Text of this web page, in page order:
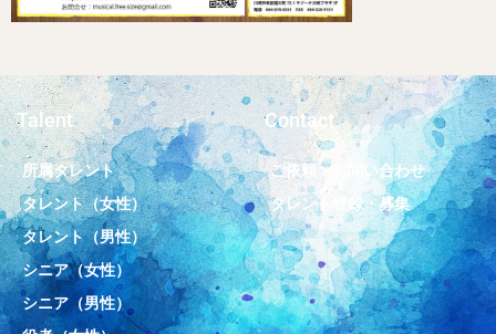
Talent
所属タレント
タレント（女性）
タレント（男性）
シニア（女性）
シニア（男性）
Contact
ご依頼・お問い合わせ
タレント登録・募集